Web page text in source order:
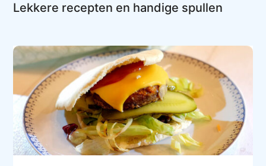
Lekkere recepten en handige spullen